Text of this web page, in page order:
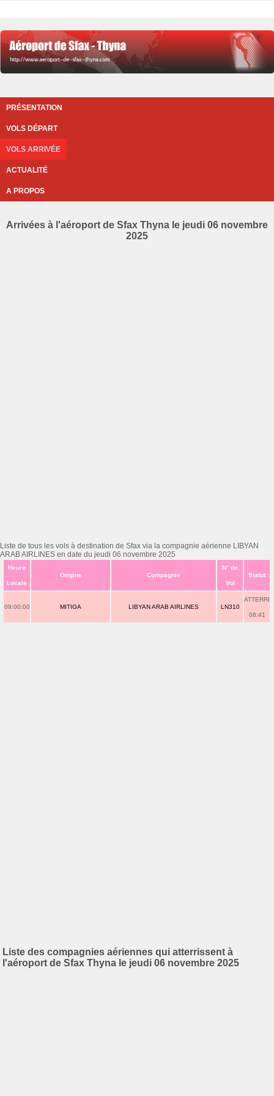
PRÉSENTATION
VOLS DÉPART
VOLS ARRIVÉE
ACTUALITÉ
A PROPOS
Arrivées à l'aéroport de Sfax Thyna le jeudi 06 novembre
2025
Liste de tous les vols à destination de Sfax via la compagnie aérienne LIBYAN
ARAB AIRLINES en date du jeudi 06 novembre 2025
Heure
Locale
Origine Compagnie
N° de
Vol
Statut
09:00:00 MITIGA LIBYAN ARAB AIRLINES LN310
ATTERRI
08:41
Liste des compagnies aériennes qui atterrissent à
l'aéroport de Sfax Thyna le jeudi 06 novembre 2025